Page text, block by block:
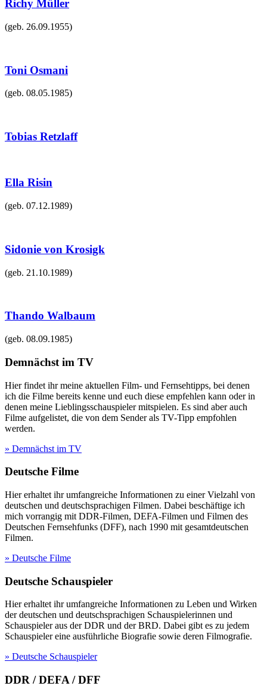
Richy Müller
(geb. 26.09.1955)
Toni Osmani
(geb. 08.05.1985)
Tobias Retzlaff
Ella Risin
(geb. 07.12.1989)
Sidonie von Krosigk
(geb. 21.10.1989)
Thando Walbaum
(geb. 08.09.1985)
Demnächst im TV
Hier findet ihr meine aktuellen Film- und Fernsehtipps, bei denen
ich die Filme bereits kenne und euch diese empfehlen kann oder in
denen meine Lieblingsschauspieler mitspielen. Es sind aber auch
Filme aufgelistet, die von dem Sender als TV-Tipp empfohlen
werden.
» Demnächst im TV
Deutsche Filme
Hier erhaltet ihr umfangreiche Informationen zu einer Vielzahl von
deutschen und deutschsprachigen Filmen. Dabei beschäftige ich
mich vorrangig mit DDR-Filmen, DEFA-Filmen und Filmen des
Deutschen Fernsehfunks (DFF), nach 1990 mit gesamtdeutschen
Filmen.
» Deutsche Filme
Deutsche Schauspieler
Hier erhaltet ihr umfangreiche Informationen zu Leben und Wirken
der deutschen und deutschsprachigen Schauspielerinnen und
Schauspieler aus der DDR und der BRD. Dabei gibt es zu jedem
Schauspieler eine ausführliche Biografie sowie deren Filmografie.
» Deutsche Schauspieler
DDR / DEFA / DFF